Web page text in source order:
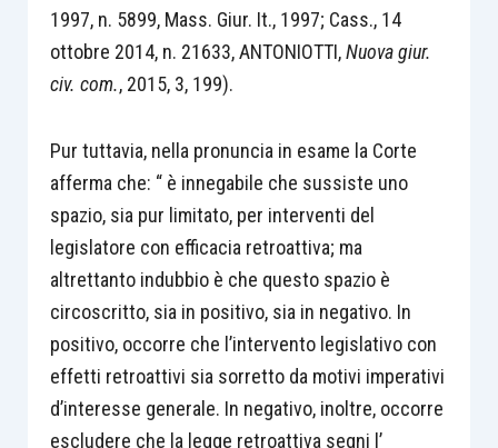
1997, n. 5899, Mass. Giur. It., 1997; Cass., 14
ottobre 2014, n. 21633, ANTONIOTTI,Nuova giur.
civ. com., 2015, 3, 199).
Pur tuttavia, nella pronuncia in esame la Corte
afferma che: “ è innegabile che sussiste uno
spazio, sia pur limitato, per interventi del
legislatore con efficacia retroattiva; ma
altrettanto indubbio è che questo spazio è
circoscritto, sia in positivo, sia in negativo. In
positivo, occorre che l’intervento legislativo con
effetti retroattivi sia sorretto da motivi imperativi
d’interesse generale. In negativo, inoltre, occorre
escludere che la legge retroattiva segni l’